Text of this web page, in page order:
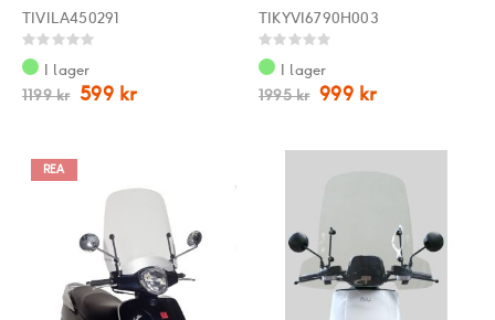
TIVILA450291
Rating:
0%
I lager
1199 kr 599 kr
TIKYVI6790H003
Rating:
0%
I lager
1995 kr 999 kr
REA